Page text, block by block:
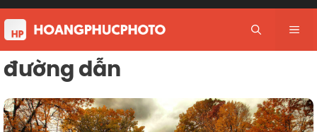
Skip
to
content
đường dẫn